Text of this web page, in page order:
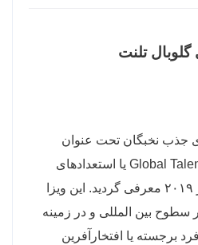
تلنت
جذب نخبگان تحت عنوان
Global Talent Independent program یا استعدادهای
درخشان در تاریخ ۴ نوامبر ۲۰۱۹ معرفی گردید. این ویزا
بین المللی و در زمینه
برجسته یا افتخارآفرین